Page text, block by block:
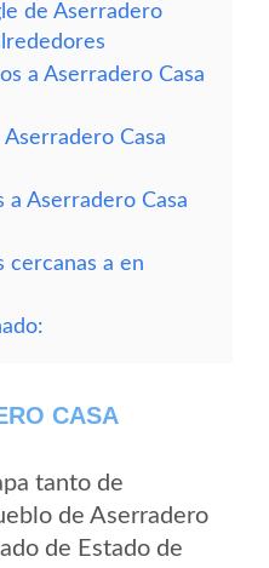
de Aserradero
a Aserradero Casa
Casa
a Aserradero Casa
cercanas a en
CASA
tanto de
de Aserradero
de Estado de